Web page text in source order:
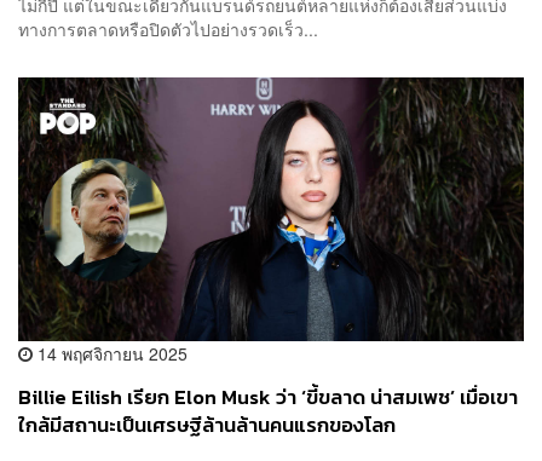
ทางการตลาดหรือปิดตัวไปอย่างรวดเร็ว...
14 พฤศจิกายน 2025
Billie Eilish เรียก Elon Musk ว่า ‘ขี้ขลาด น่าสมเพช’ เมื่อเขา
ใกล้มีสถานะเป็นเศรษฐีล้านล้านคนแรกของโลก